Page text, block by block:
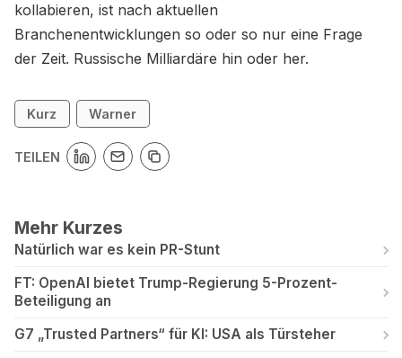
kollabieren, ist nach aktuellen
Branchenentwicklungen so oder so nur eine Frage
der Zeit. Russische Milliardäre hin oder her.
Kurz Warner
TEILEN
Mehr Kurzes
Natürlich war es kein PR-Stunt
FT: OpenAI bietet Trump-Regierung 5-Prozent-
Beteiligung an
G7 „Trusted Partners“ für KI: USA als Türsteher